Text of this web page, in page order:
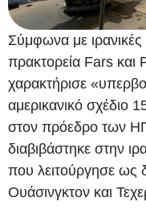
Σύμφωνα με
πρακτορεία Fars και
χαρακτήρισε
αμερικανικό σχέδιο
στον πρόεδρο των
διαβιβάστηκε στην
που λειτούργησε ως
Ουάσινγκτον και